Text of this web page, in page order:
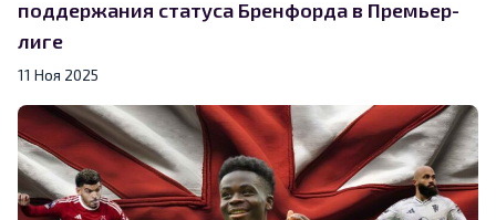
поддержания статуса Бренфорда в Премьер-
лиге
11 Ноя 2025